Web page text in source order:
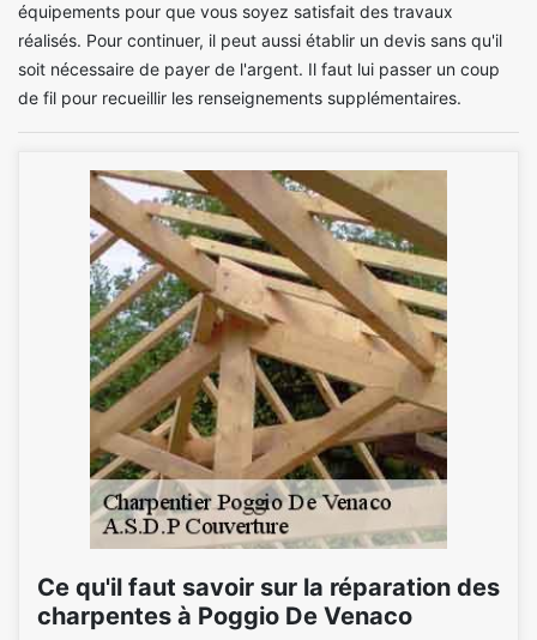
équipements pour que vous soyez satisfait des travaux
réalisés. Pour continuer, il peut aussi établir un devis sans qu'il
soit nécessaire de payer de l'argent. Il faut lui passer un coup
de fil pour recueillir les renseignements supplémentaires.
Ce qu'il faut savoir sur la réparation des
charpentes à Poggio De Venaco